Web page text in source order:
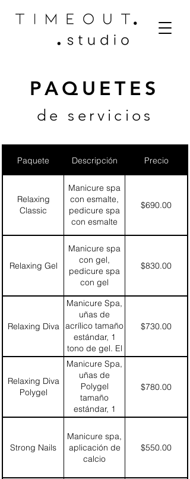
PAQUETES
de servicios
Paquete Descripción Precio
Relaxing
Classic
Manicure spa
con esmalte,
pedicure spa
con esmalte
$690.00
Relaxing Gel
Manicure spa
con gel,
pedicure spa
con gel
$830.00
Relaxing Diva
Manicure Spa,
uñas de
acrílico tamaño
estándar, 1
tono de gel. El
precio
aumenta $100
a partir del no.
5 de uña
$730.00
Relaxing Diva
Polygel
Manicure Spa,
uñas de
Polygel
tamaño
estándar, 1
tono de gel. El
precio
aumenta $100
a partir de no.
5 de uña
$780.00
Strong Nails
Manicure spa,
aplicación de
calcio
$550.00